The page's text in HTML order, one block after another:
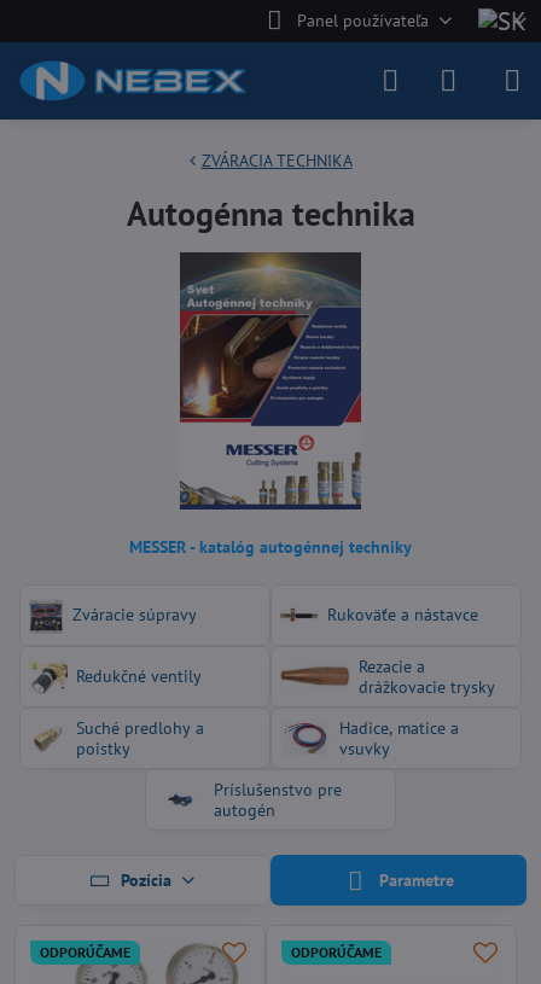
Panel používateľa
ZVÁRACIA TECHNIKA
Autogénna technika
MESSER - katalóg autogénnej techniky
Zváracie súpravy Rukoväťe a nástavce
Redukčné ventily
Rezacie a
drážkovacie trysky
Suché predlohy a
poistky
Hadice, matice a
vsuvky
Príslušenstvo pre
autogén
Pozícia Parametre
ODPORÚČAME ODPORÚČAME